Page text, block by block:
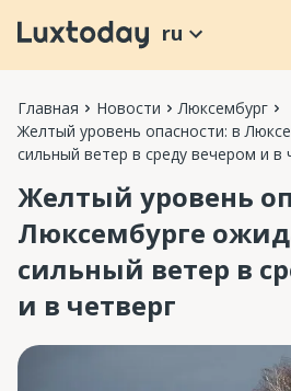
ru
Главная Новости
Люксембург
Желтый уровень опасности: в
сильный ветер в среду вечером и в
Желтый уровень
Люксембурге
сильный ветер в
и в четверг